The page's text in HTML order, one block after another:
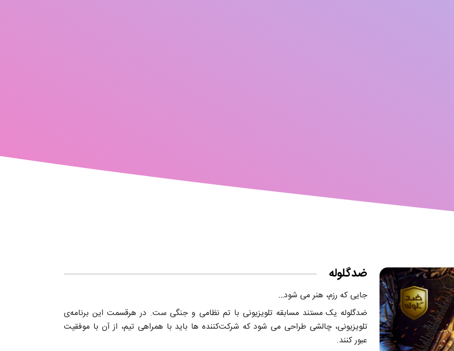
ضدگلوله
جایی که رزم، هنر می شود…
ضدگلوله یک مستند مسابقه تلویزیونی با تم نظامی و جنگی ست. در هرقسمت این برنامه‌ی
تلویزیونی، چالشی طراحی می شود که شرکت‌کننده ها باید با همراهی تیم، از آن با موفقیت
عبور کنند.